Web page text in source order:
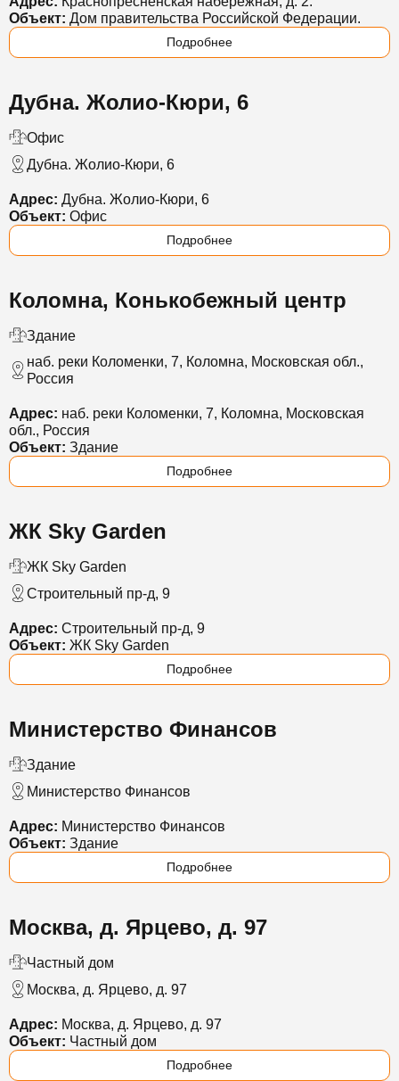
Объект: Дом правительства Российской Федерации.
Подробнее
Дубна. Жолио-Кюри, 6
Офис
Дубна. Жолио-Кюри, 6
Адрес: Дубна. Жолио-Кюри, 6
Объект: Офис
Подробнее
Коломна, Конькобежный центр
Здание
наб. реки Коломенки, 7, Коломна, Московская обл.,
Россия
Адрес: наб. реки Коломенки, 7, Коломна, Московская
обл., Россия
Объект: Здание
Подробнее
ЖК Sky Garden
ЖК Sky Garden
Строительный пр-д, 9
Адрес: Строительный пр-д, 9
Объект: ЖК Sky Garden
Подробнее
Министерство Финансов
Здание
Министерство Финансов
Адрес: Министерство Финансов
Объект: Здание
Подробнее
Москва, д. Ярцево, д. 97
Частный дом
Москва, д. Ярцево, д. 97
Адрес: Москва, д. Ярцево, д. 97
Объект: Частный дом
Подробнее